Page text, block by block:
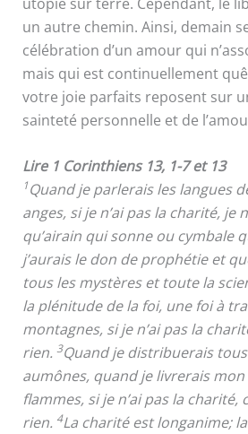
un autre chemin. Ainsi, demain
célébration d’un amour qui
mais qui est continuellement
votre joie parfaits reposent sur
sainteté personnelle et de
Lire 1 Corinthiens 13, 1-7 et 13
1Quand je parlerais les langues
anges, si je n’ai pas la charité, je
qu’airain qui sonne ou cymbale
j’aurais le don de prophétie et
tous les mystères et toute la
la plénitude de la foi, une foi à
montagnes, si je n’ai pas la
rien. 3Quand je distribuerais
aumônes, quand je livrerais
flammes, si je n’ai pas la charité,
rien. 4La charité est longanime;